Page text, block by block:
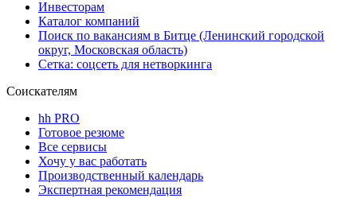
Инвесторам
Каталог компаний
Поиск по вакансиям в Битце (Ленинский городской
округ, Московская область)
Сетка: соцсеть для нетворкинга
Соискателям
hh PRO
Готовое резюме
Все сервисы
Хочу у вас работать
Производственный календарь
Экспертная рекомендация